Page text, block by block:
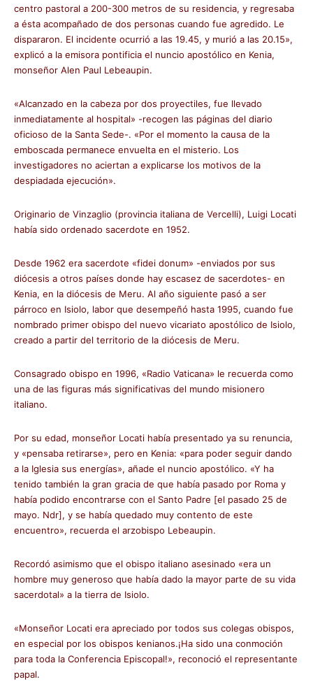
centro pastoral a 200-300 metros de su residencia, y regresaba
a ésta acompañado de dos personas cuando fue agredido. Le
dispararon. El incidente ocurrió a las 19.45, y murió a las 20.15»,
explicó a la emisora pontificia el nuncio apostólico en Kenia,
monseñor Alen Paul Lebeaupin.
«Alcanzado en la cabeza por dos proyectiles, fue llevado
inmediatamente al hospital» -recogen las páginas del diario
oficioso de la Santa Sede-. «Por el momento la causa de la
emboscada permanece envuelta en el misterio. Los
investigadores no aciertan a explicarse los motivos de la
despiadada ejecución».
Originario de Vinzaglio (provincia italiana de Vercelli), Luigi Locati
había sido ordenado sacerdote en 1952.
Desde 1962 era sacerdote «fidei donum» -enviados por sus
diócesis a otros países donde hay escasez de sacerdotes- en
Kenia, en la diócesis de Meru. Al año siguiente pasó a ser
párroco en Isiolo, labor que desempeñó hasta 1995, cuando fue
nombrado primer obispo del nuevo vicariato apostólico de Isiolo,
creado a partir del territorio de la diócesis de Meru.
Consagrado obispo en 1996, «Radio Vaticana» le recuerda como
una de las figuras más significativas del mundo misionero
italiano.
Por su edad, monseñor Locati había presentado ya su renuncia,
y «pensaba retirarse», pero en Kenia: «para poder seguir dando
a la Iglesia sus energías», añade el nuncio apostólico. «Y ha
tenido también la gran gracia de que había pasado por Roma y
había podido encontrarse con el Santo Padre [el pasado 25 de
mayo. Ndr], y se había quedado muy contento de este
encuentro», recuerda el arzobispo Lebeaupin.
Recordó asimismo que el obispo italiano asesinado «era un
hombre muy generoso que había dado la mayor parte de su vida
sacerdotal» a la tierra de Isiolo.
«Monseñor Locati era apreciado por todos sus colegas obispos,
en especial por los obispos kenianos.¡Ha sido una conmoción
para toda la Conferencia Episcopal!», reconoció el representante
papal.